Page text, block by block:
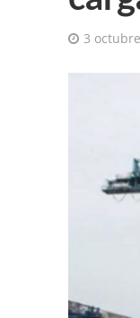
3